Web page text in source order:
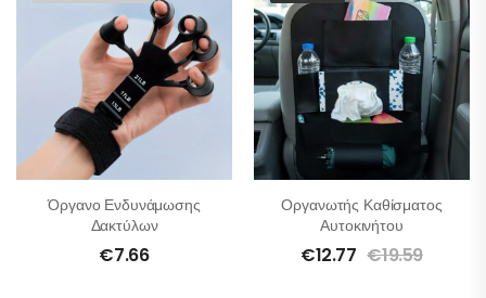
Όργανο Ενδυνάμωσης
Δακτύλων
€7.66
Οργανωτής Καθίσματος
Αυτοκινήτου
€12.77 €19.59